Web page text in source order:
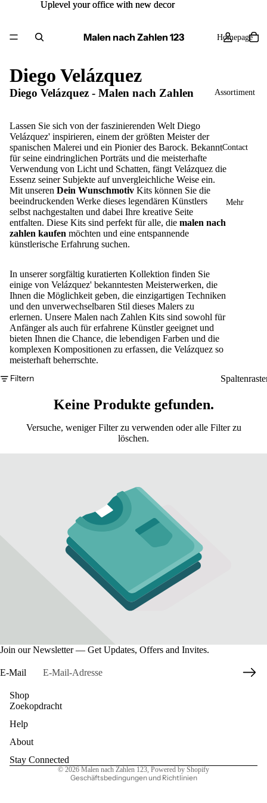
Uplevel your office with new decor
Uplevel your office with new decor
Malen nach Zahlen 123 Homepage
Assortiment
Contact
Mehr
Diego Velázquez
Diego Velázquez - Malen nach Zahlen
Lassen Sie sich von der faszinierenden Welt Diego
Velázquez' inspirieren, einem der größten Meister der
spanischen Malerei und ein Pionier des Barock. Bekannt
für seine eindringlichen Porträts und die meisterhafte
Verwendung von Licht und Schatten, fängt Velázquez die
Essenz seiner Subjekte auf unvergleichliche Weise ein.
Mit unseren Dein Wunschmotiv Kits können Sie die
beeindruckenden Werke dieses legendären Künstlers
selbst nachgestalten und dabei Ihre kreative Seite
entfalten. Diese Kits sind perfekt für alle, die malen nach
zahlen kaufen möchten und eine entspannende
künstlerische Erfahrung suchen.
In unserer sorgfältig kuratierten Kollektion finden Sie
einige von Velázquez' bekanntesten Meisterwerken, die
Ihnen die Möglichkeit geben, die einzigartigen Techniken
und den unverwechselbaren Stil dieses Malers zu
erlernen. Unsere Malen nach Zahlen Kits sind sowohl für
Anfänger als auch für erfahrene Künstler geeignet und
bieten Ihnen die Chance, die lebendigen Farben und die
komplexen Kompositionen zu erfassen, die Velázquez so
meisterhaft beherrschte.
Filtern
Keine Produkte gefunden.
Versuche, weniger Filter zu verwenden oderalle Filter zu
löschen.
Join our Newsletter — Get Updates, Offers and Invites.
E-Mail
Shop
Zoekopdracht
Help
About
Stay Connected
© 2026 Malen nach Zahlen 123 , Powered by Shopify
Geschäftsbedingungen und Richtlinien
Datenschutzerklärung
Widerrufsrecht
AGB
Kontaktinformationen